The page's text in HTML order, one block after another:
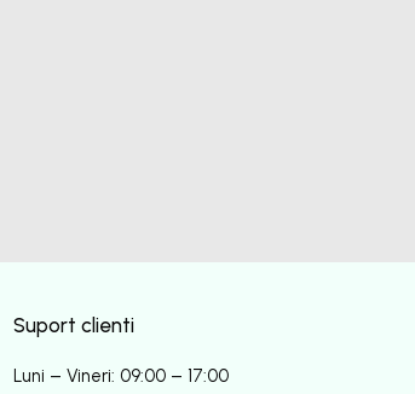
Suport clienti
Luni – Vineri: 09:00 – 17:00